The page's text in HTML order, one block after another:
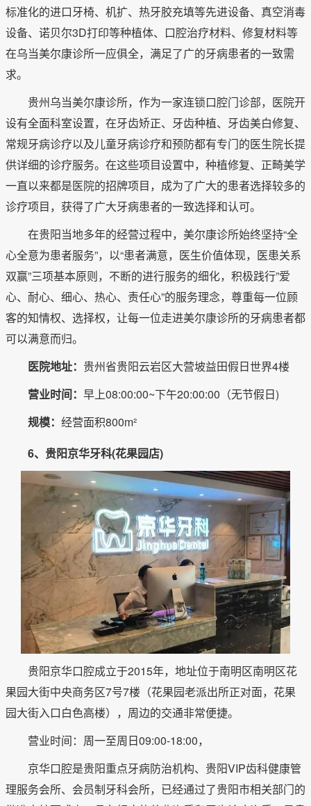
标准化的进口牙椅、机扩、热牙胶充填等先进设备、真空消毒
设备、诺贝尔3D打印等种植体、口腔治疗材料、修复材料等
在乌当美尔康诊所一应俱全，满足了广的牙病患者的一致需
求。
贵州乌当美尔康诊所，作为一家连锁口腔门诊部，医院开
设有全面科室设置，在牙齿矫正、牙齿种植、牙齿美白修复、
常规牙病诊疗以及儿童牙病诊疗和预防都有专门的医生院长提
供详细的诊疗服务。在这些项目设置中，种植修复、正畸美学
一直以来都是医院的招牌项目，成为了广大的患者选择较多的
诊疗项目，获得了广大牙病患者的一致选择和认可。
在贵阳当地多年的经营过程中，美尔康诊所始终坚持“全
心全意为患者服务”，以“患者满意，医生价值体现，医患关系
双赢”三项基本原则，不断的进行服务的细化，积极践行”爱
心、耐心、细心、热心、责任心”的服务理念，尊重每一位顾
客的知情权、选择权，让每一位走进美尔康诊所的牙病患者都
可以满意而归。
医院地址： 贵州省贵阳云岩区大营坡益田假日世界4楼
营业时间： 早上08:00:00~下午20:00:00（无节假日)
规模： 经营面积800m²
6、贵阳京华牙科(花果园店)
贵阳京华口腔成立于2015年，地址位于南明区南明区花
果园大街中央商务区7号7楼（花果园老派出所正对面，花果
园大街入口白色高楼），周边的交通非常便捷。
营业时间：周一至周日09:00-18:00，
京华口腔是贵阳重点牙病防治机构、贵阳VIP齿科健康管
理服务会所、会员制牙科会所，已经通过了贵阳市相关部门的